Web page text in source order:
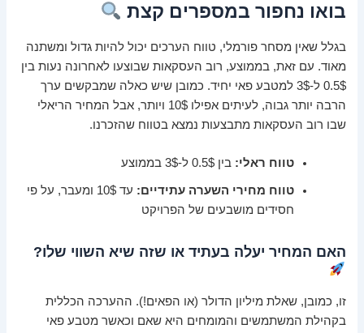
בואו נחפור במספרים קצת
בגלל שאין מסחר פורמלי, טווח הערכים יכול להיות גדול ומשתנה
מאוד. עם זאת, בממוצע, רוב העסקאות שבוצעו לאחרונה נעות בין
0.5$ ל-3$ למטבע פאי יחיד. כמובן שיש כאלה שמבקשים ערך
הרבה יותר גבוה, לעיתים אפילו 10$ ויותר, אבל המחיר הריאלי
שבו רוב העסקאות מתבצעות נמצא בטווח שהזכרנו.
טווח ראלי: בין 0.5$ ל-3$ בממוצע
טווח מחירי השערה עתידיים:
עד 10$ ומעבר, על פי
חסידים מושבעים של הפרויקט
האם המחיר יעלה בעתיד או שזה שיא השווי שלו?
זו, כמובן, שאלת מיליון הדולר (או הפאים!). ההערכה הכללית
בקהילת המשתמשים והמומחים היא שאם וכאשר מטבע פאי